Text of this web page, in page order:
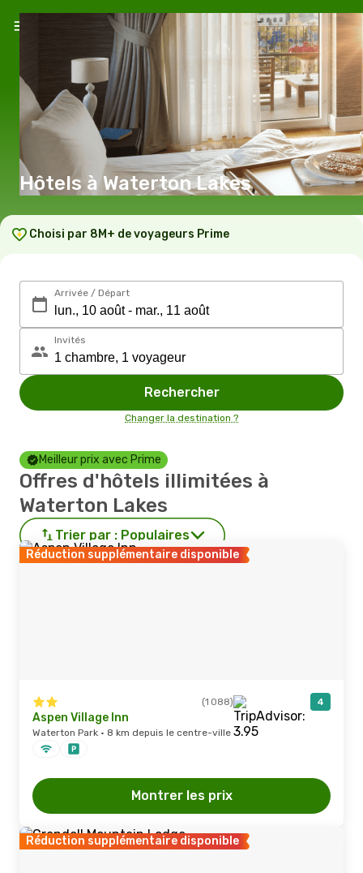
Hôtels à Waterton Lakes
Choisi par 8M+ de voyageurs Prime
Arrivée / Départ
Invités
Rechercher
Changer la destination ?
Meilleur prix avec Prime
Offres d'hôtels illimitées à
Waterton Lakes
Trier par : Populaires
Réduction supplémentaire disponible
(1 088) 4
Aspen Village Inn
Waterton Park · 8 km depuis le centre-ville
Montrer les prix
Réduction supplémentaire disponible